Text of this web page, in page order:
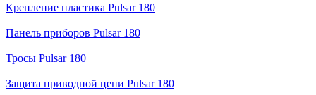
Крепление пластика Pulsar 180
Панель приборов Pulsar 180
Тросы Pulsar 180
Защита приводной цепи Pulsar 180